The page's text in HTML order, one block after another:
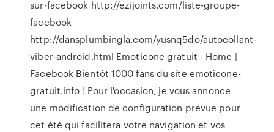
sur-facebook http://ezijoints.com/liste-groupe-
facebook
http://dansplumbingla.com/yusnq5do/autocollant-
viber-android.html Emoticone gratuit - Home |
Facebook Bientôt 1000 fans du site emoticone-
gratuit.info ! Pour l'occasion, je vous annonce
une modification de configuration prévue pour
cet été qui facilitera votre navigation et vos